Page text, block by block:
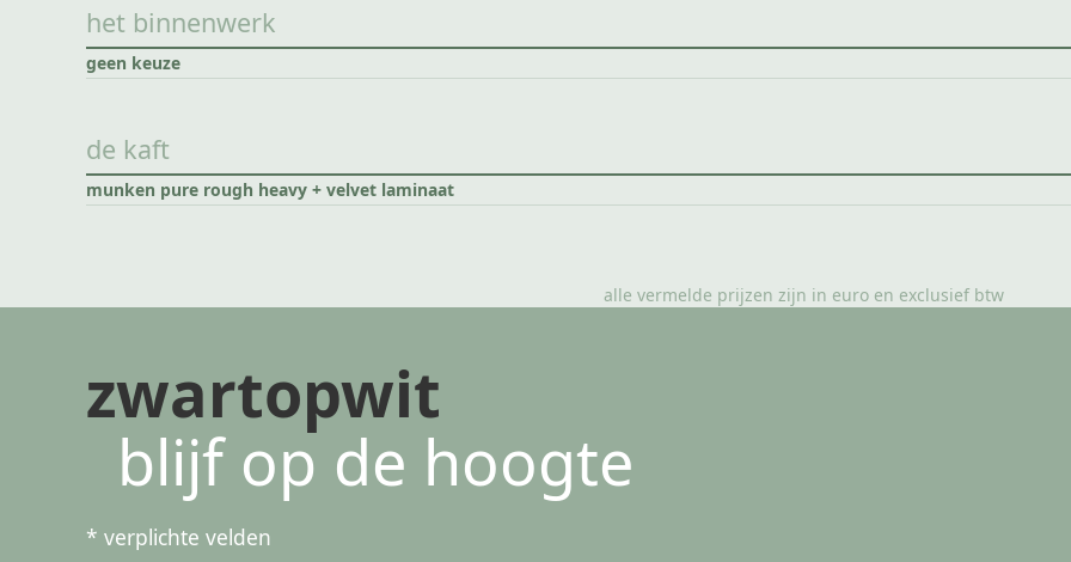
het binnenwerk
geen keuze
de kaft
munken pure rough heavy + velvet laminaat
alle vermelde prijzen zijn in euro en exclusief btw
zwartopwit
blijf op de hoogte
* verplichte velden